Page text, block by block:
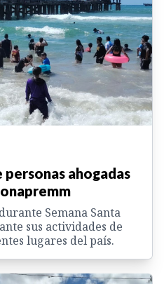
personas ahogadas
Semana Santa
sus actividades de
lugares del país.